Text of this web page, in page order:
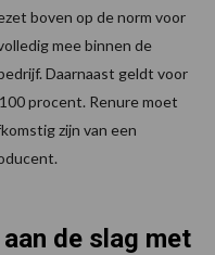
boven op de norm voor
mee binnen de
Daarnaast geldt voor
procent. Renure moet
zijn van een
de slag met